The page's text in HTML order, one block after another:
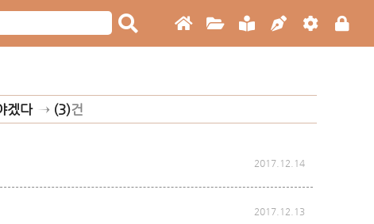
겠다→ (3)건
2017.12.14
2017.12.13